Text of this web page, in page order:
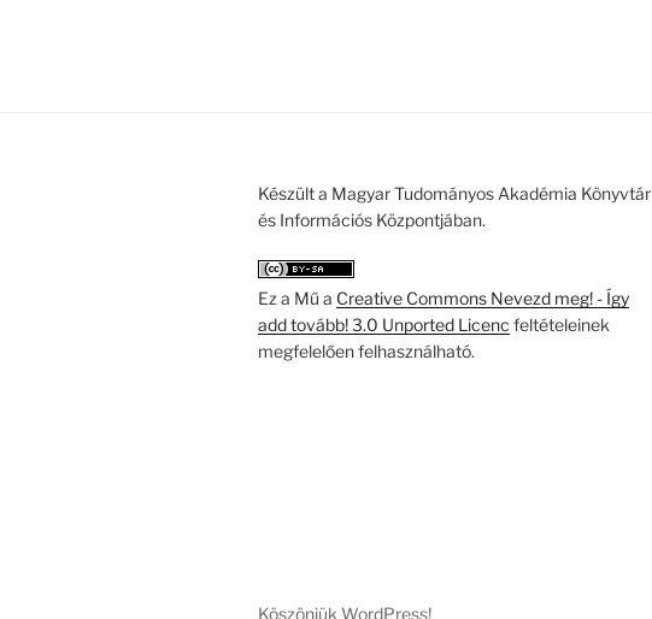
Készült a Magyar Tudományos Akadémia Könyvtár
és Információs Központjában.
Ez a Mű a Creative Commons Nevezd meg! - Így
add tovább! 3.0 Unported Licenc feltételeinek
megfelelően felhasználható.
Köszönjük WordPress!